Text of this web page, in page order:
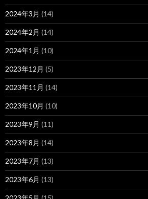
2024年3月 (14)
2024年2月 (14)
2024年1月 (10)
2023年12月 (5)
2023年11月 (14)
2023年10月 (10)
2023年9月 (11)
2023年8月 (14)
2023年7月 (13)
2023年6月 (13)